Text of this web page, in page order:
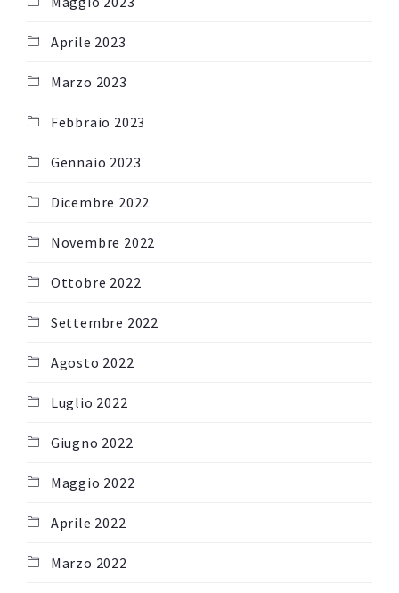
Aprile 2023
Marzo 2023
Febbraio 2023
Gennaio 2023
Dicembre 2022
Novembre 2022
Ottobre 2022
Settembre 2022
Agosto 2022
Luglio 2022
Giugno 2022
Maggio 2022
Aprile 2022
Marzo 2022